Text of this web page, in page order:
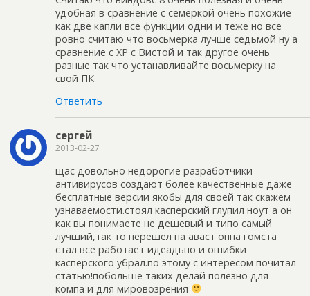
удобная в сравнение с семеркой очень похожие
как две капли все функции одни и теже но все
ровно считаю что восьмерка лучше седьмой ну а
сравнение с ХР с Вистой и так другое очень
разные так что устанавливайте восьмерку на
свой ПК
Ответить
сергей
2013-02-27
щас довольно недорогие разработчики
антивирусов создают более качественные даже
бесплатные версии якобы для своей так скажем
узнаваемости.стоял касперский глупил ноут а он
как вы понимаете не дешевый и типо самый
лучший,так то перешел на аваст опна гомста
стал все работает идеадьно и ошибки
касперского убрал.по этому с интересом почитал
статью!побольше таких делай полезно для
компа и для мировозрения